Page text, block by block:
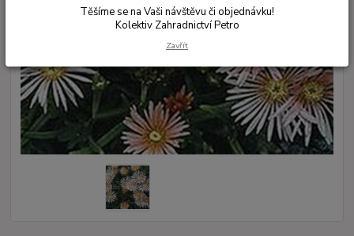
Těšíme se na Vaši návštěvu či objednávku!
Kolektiv Zahradnictví Petro
Zavřít